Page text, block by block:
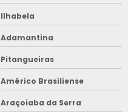
Ilhabela
Adamantina
Pitangueiras
Américo Brasiliense
Araçoiaba da Serra